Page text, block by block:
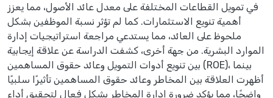
في تمويل القطاعات المختلفة على معدل عائد الأصول، مما يعزز
أهمية تنويع الاستثمارات. كما لم تؤثر نسبة الموظفين بشكل
ملحوظ على العائد، مما يستدعي مراجعة استراتيجيات إدارة
الموارد البشرية. من جهة أخرى، كشفت الدراسة عن علاقة إيجابية
بين تنويع أدوات التمويل وعائد حقوق المساهمين (ROE)، بينما
أظهرت العلاقة بين المخاطر وعائد حقوق المساهمين تأثيرًا سلبيًا
واضحًا، مما يؤكد ضرورة إدارة المخاطر بشكل فعال لتحقيق أداء